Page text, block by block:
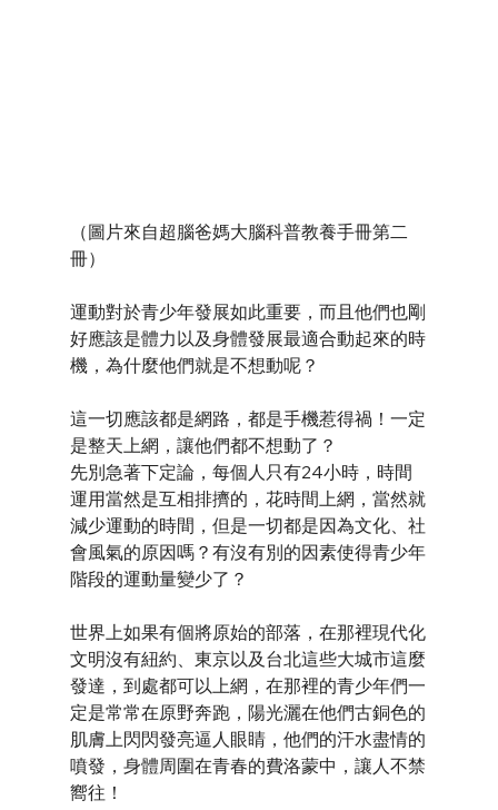
（圖片來自超腦爸媽大腦科普教養手冊第二
冊）
運動對於青少年發展如此重要，而且他們也剛
好應該是體力以及身體發展最適合動起來的時
機，為什麼他們就是不想動呢？
這一切應該都是網路，都是手機惹得禍！一定
是整天上網，讓他們都不想動了？
先別急著下定論，每個人只有24小時，時間
運用當然是互相排擠的，花時間上網，當然就
減少運動的時間，但是一切都是因為文化、社
會風氣的原因嗎？有沒有別的因素使得青少年
階段的運動量變少了？
世界上如果有個將原始的部落，在那裡現代化
文明沒有紐約、東京以及台北這些大城市這麼
發達，到處都可以上網，在那裡的青少年們一
定是常常在原野奔跑，陽光灑在他們古銅色的
肌膚上閃閃發亮逼人眼睛，他們的汗水盡情的
噴發，身體周圍在青春的費洛蒙中，讓人不禁
嚮往！